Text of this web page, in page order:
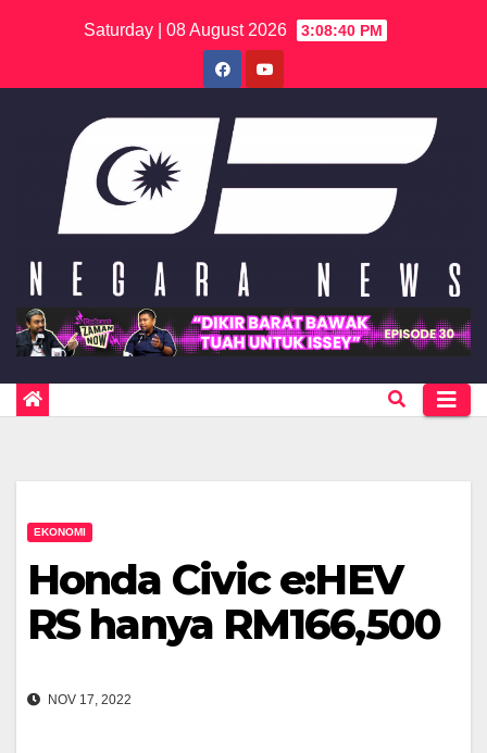
Saturday | 08 August 2026 3:08:40 PM
EKONOMI
Honda Civic e:HEV
RS hanya RM166,500
NOV 17, 2022